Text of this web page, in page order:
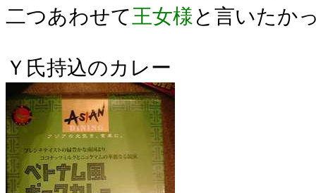
二つあわせて王女様 と言いたか
Ｙ氏持込のカレー